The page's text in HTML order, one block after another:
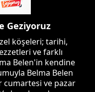
Geziyoruz
köşeleri; tarihi,
ve farklı
Belen'in kendine
Belma Belen
cumartesi ve pazar